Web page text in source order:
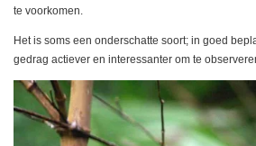
te voorkomen.
Het is soms een onderschatte soort; in goed
gedrag actiever en interessanter om te